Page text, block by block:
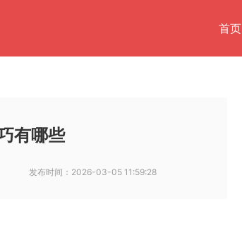
首页
有哪些
发布时间： 2026-03-05 11:59:28